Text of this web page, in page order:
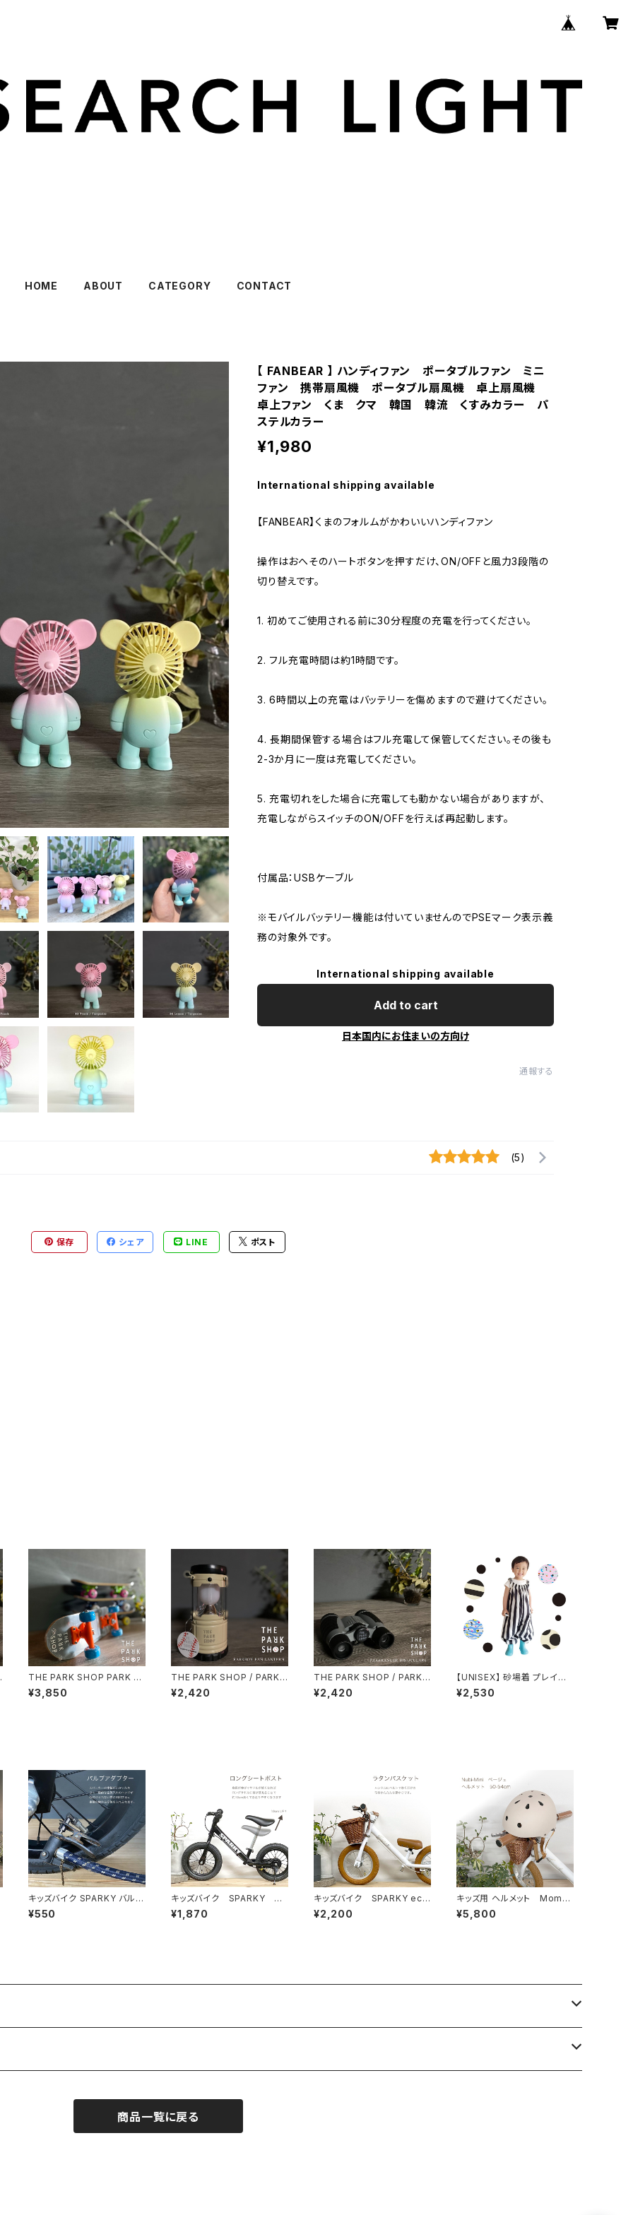
HOME ABOUT CATEGORY CONTACT
【 FANBEAR 】 ハンディファン ポータブルファン ミニ
ファン 携帯扇風機 ポータブル扇風機 卓上扇風機
卓上ファン くま クマ 韓国 韓流 くすみカラー パ
ステルカラー
¥1,980
International shipping available
【FANBEAR】くまのフォルムがかわいいハンディファン
操作はおへそのハートボタンを押すだけ、ON/OFFと風力3段階の
切り替えです。
1. 初めてご使用される前に30分程度の充電を行ってください。
2. フル充電時間は約1時間です。
3. 6時間以上の充電はバッテリーを傷めますので避けてください。
4. 長期間保管する場合はフル充電して保管してください。その後も
2-3か月に一度は充電してください。
5. 充電切れをした場合に充電しても動かない場合がありますが、
充電しながらスイッチのON/OFFを行えば再起動します。
付属品：USBケーブル
※モバイルバッテリー機能は付いていませんのでPSEマーク表示義
務の対象外です。
International shipping available
Add to cart
日本国内にお住まいの方向け
通報する
(5)
保存 シェア LINE ポスト
THE PARK SHOP PARK B
OY スケートボード スケボー
子供 幼児
¥3,850
THE PARK SHOP / PARKB
OY FAN LANTERN TPS-3
39
¥2,420
THE PARK SHOP / PARKR
ANGER BINOCULARS TP
S-425 4×30mmガリレオ式
¥2,420
【UNISEX】 砂場着 プレイウ
ェア
¥2,530
キッズバイク SPARKY バルブ
アダプター 英式-英式 幼児車
用アダプター 英式バルブ アダ
¥550
キッズバイク SPARKY ロ
ングシートポスト ロングサド
ル
¥1,870
キッズバイク SPARKY ecr
u バスケット 前カゴ
¥2,200
キッズ用 ヘルメット Momn
Little 52cm～58cm
¥5,800
商品一覧に戻る